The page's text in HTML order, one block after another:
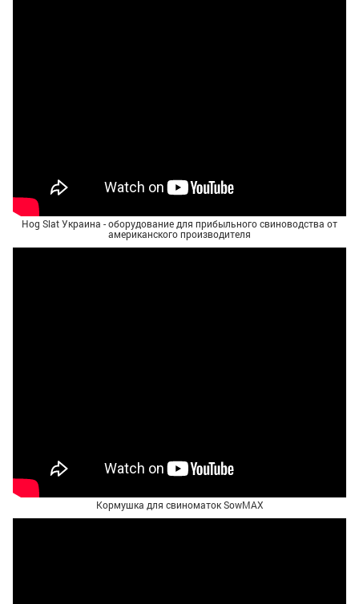
Hog Slat Украина - оборудование для прибыльного свиноводства от
американского производителя
Кормушка для свиноматок SowMAX